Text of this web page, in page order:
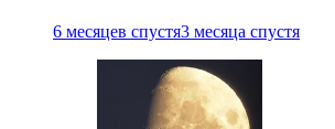
6 месяцев спустя3 месяца спустя